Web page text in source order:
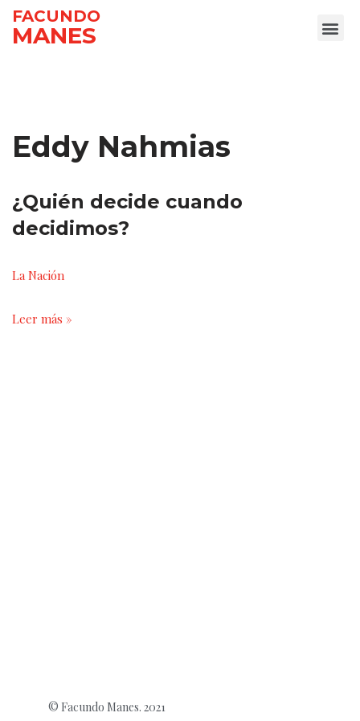
Ir
FACUNDO
MANES
Eddy Nahmias
¿Quién decide cuando
decidimos?
La Nación
Leer más »
© Facundo Manes. 2021